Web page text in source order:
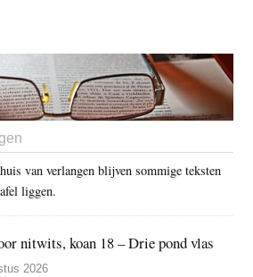
van verlangen blijven sommige teksten
liggen.
nitwits, koan 18 – Drie pond vlas
2026